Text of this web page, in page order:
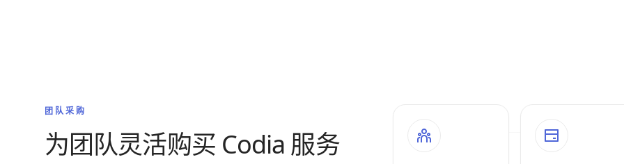
团队采购
为团队灵活购买 Codia 服务